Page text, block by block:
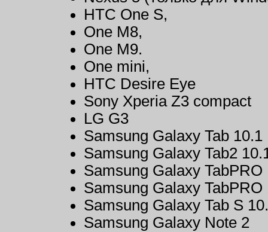
HTC One S,
One M8,
One M9.
One mini,
HTC Desire Eye
Sony Xperia Z3 compact
LG G3
Samsung Galaxy Tab 10.1
Samsung Galaxy Tab2
Samsung Galaxy TabPRO
Samsung Galaxy TabPRO
Samsung Galaxy Tab S
Samsung Galaxy Note 2